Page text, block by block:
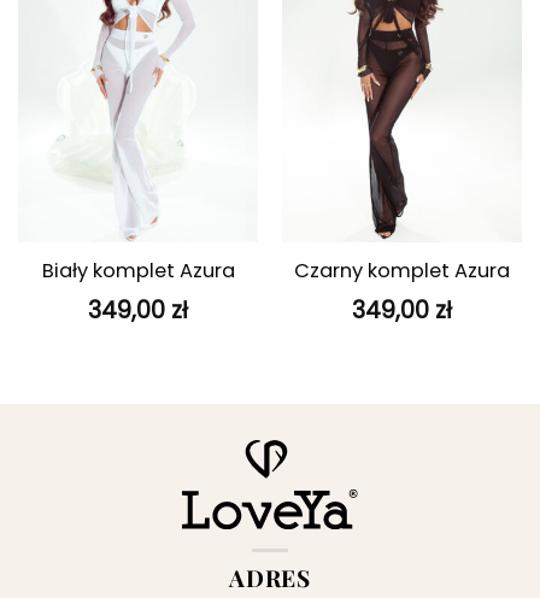
Biały komplet Azura
349,00 zł
Czarny komplet Azura
349,00 zł
ADRES